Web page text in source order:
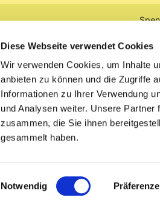
Diese Webseite verwendet Cookies
Wir verwenden Cookies, um Inhalte
anbieten zu können und die Zugriffe
Informationen zu Ihrer Verwendung
und Analysen weiter. Unsere
zusammen, die Sie ihnen
gesammelt haben.
Einwilligungsauswahl
Notwendig
Impressum